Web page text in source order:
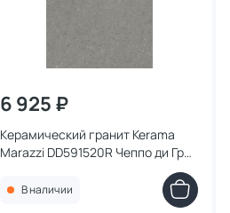
6 925 ₽
Керамический гранит Kerama
Marazzi DD591520R Чеппо ди Гре
серый темный матовый обрезной
119,5x238,5x0,9
В наличии